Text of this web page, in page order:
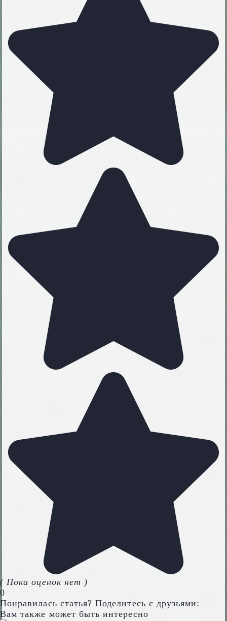
( Пока оценок нет )
0
Понравилась статья? Поделитесь с друзьями:
Вам также может быть интересно